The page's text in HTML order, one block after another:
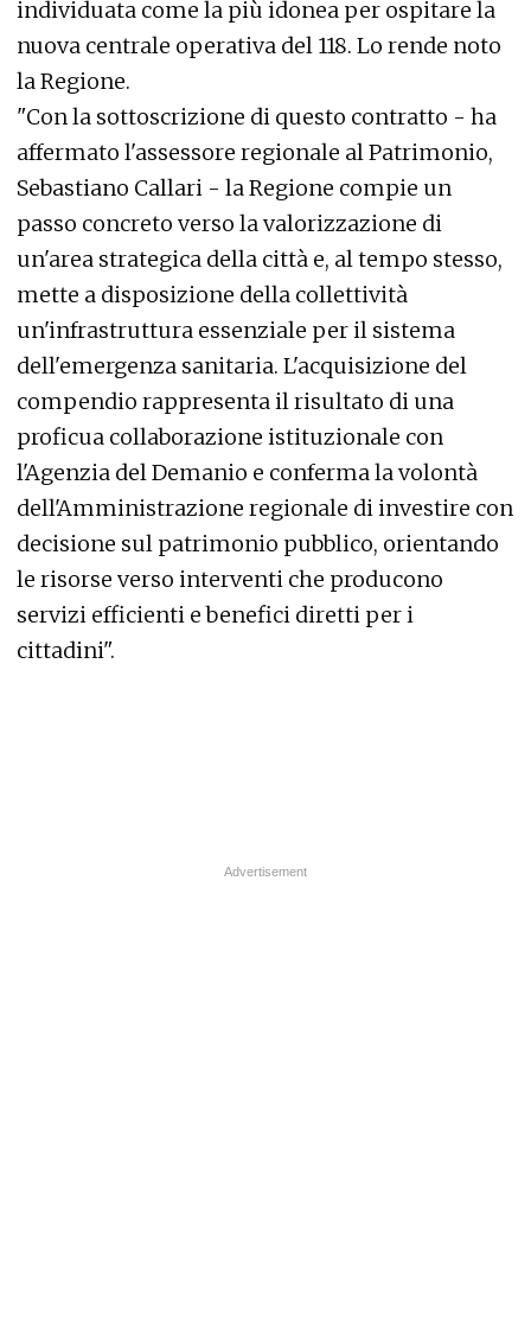
individuata come la più idonea per ospitare la
nuova centrale operativa del 118. Lo rende noto
la Regione.
"Con la sottoscrizione di questo contratto - ha
affermato l'assessore regionale al Patrimonio,
Sebastiano Callari - la Regione compie un
passo concreto verso la valorizzazione di
un'area strategica della città e, al tempo stesso,
mette a disposizione della collettività
un'infrastruttura essenziale per il sistema
dell'emergenza sanitaria. L'acquisizione del
compendio rappresenta il risultato di una
proficua collaborazione istituzionale con
l'Agenzia del Demanio e conferma la volontà
dell'Amministrazione regionale di investire con
decisione sul patrimonio pubblico, orientando
le risorse verso interventi che producono
servizi efficienti e benefici diretti per i
cittadini".